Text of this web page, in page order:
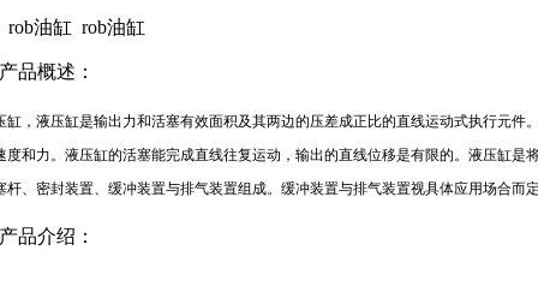
rob油缸 rob油缸
品概述：
缸，液压缸是输出力和活塞有效面积及其两边的压差成正比的直线运动式执行元
度和力。液压缸的活塞能完成直线往复运动，输出的直线位移是有限的。液压缸
杆、密封装置、缓冲装置与排气装置组成。缓冲装置与排气装置视具体应用场合而
品介绍：